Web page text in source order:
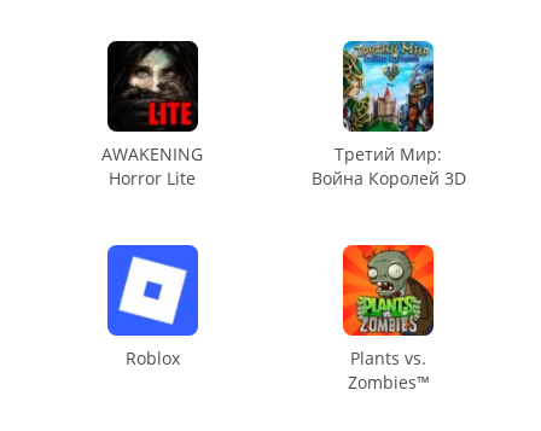
AWAKENING
Horror Lite
Третий Мир:
Война Королей 3D
Roblox
Plants vs.
Zombies™